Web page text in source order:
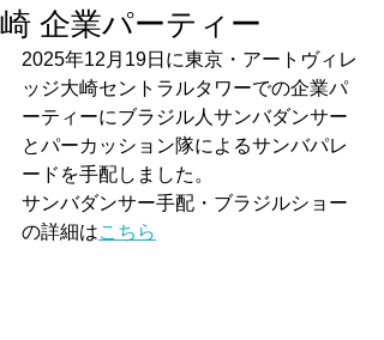
崎 企業パーティー
2025年12月19日に東京・アートヴィレ
ッジ大崎セントラルタワーでの企業パ
ーティーにブラジル人サンバダンサー
とパーカッション隊によるサンバパレ
ードを手配しました。
サンバダンサー手配・ブラジルショー
の詳細はこちら